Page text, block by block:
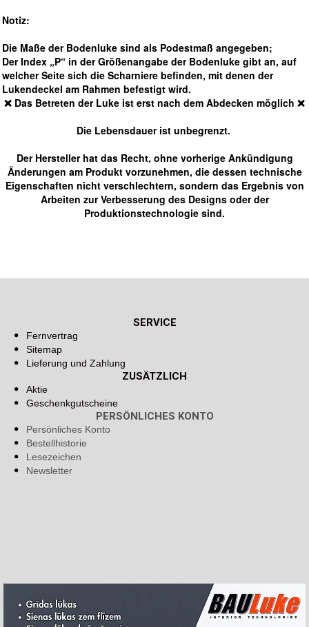
Notiz:
Die Maße der Bodenluke sind als Podestmaß angegeben;
Der Index „P“ in der Größenangabe der Bodenluke gibt an, auf
welcher Seite sich die Scharniere befinden, mit denen der
Lukendeckel am Rahmen befestigt wird.
❌ Das Betreten der Luke ist erst nach dem Abdecken möglich ❌
Die Lebensdauer ist unbegrenzt.
Der Hersteller hat das Recht, ohne vorherige Ankündigung
Änderungen am Produkt vorzunehmen, die dessen technische
Eigenschaften nicht verschlechtern, sondern das Ergebnis von
Arbeiten zur Verbesserung des Designs oder der
Produktionstechnologie sind.
SERVICE
Fernvertrag
Sitemap
Lieferung und Zahlung
ZUSÄTZLICH
Aktie
Geschenkgutscheine
PERSÖNLICHES KONTO
Persönliches Konto
Bestellhistorie
Lesezeichen
Newsletter